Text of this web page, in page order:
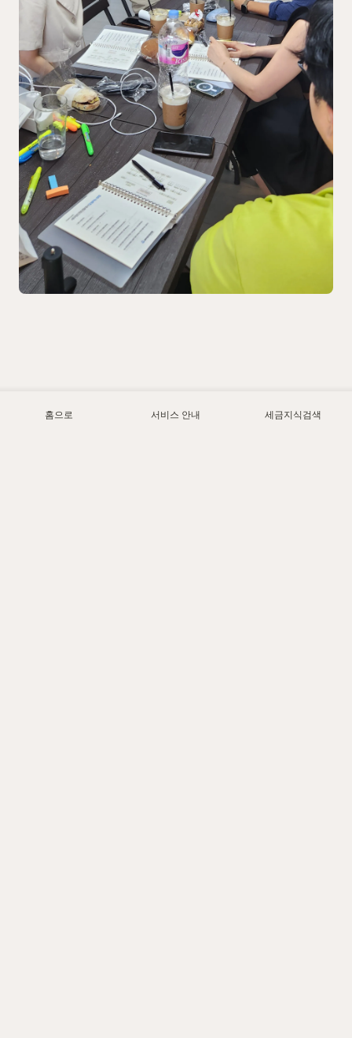
홈으로 서비스 안내 세금지식검색